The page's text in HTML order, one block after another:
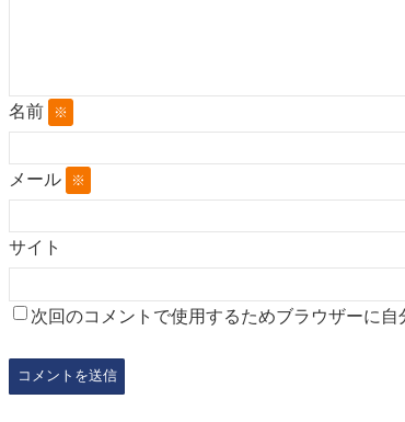
名前 ※
メール ※
サイト
次回のコメントで使用するためブラウザーに